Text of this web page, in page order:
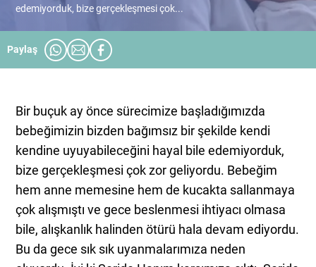
edemiyorduk, bize gerçekleşmesi çok...
Paylaş
Bir buçuk ay önce sürecimize başladığımızda
bebeğimizin bizden bağımsız bir şekilde kendi
kendine uyuyabileceğini hayal bile edemiyorduk,
bize gerçekleşmesi çok zor geliyordu. Bebeğim
hem anne memesine hem de kucakta sallanmaya
çok alışmıştı ve gece beslenmesi ihtiyacı olmasa
bile, alışkanlık halinden ötürü hala devam ediyordu.
Bu da gece sık sık uyanmalarımıza neden